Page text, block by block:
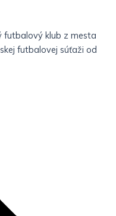
futbalový klub z mesta
futbalovej súťaži od